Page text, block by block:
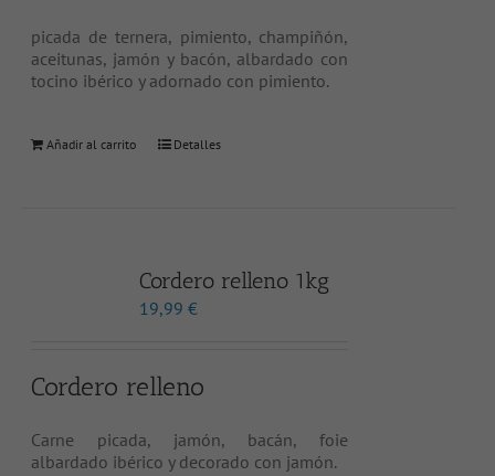
picada de ternera, pimiento, champiñón,
aceitunas, jamón y bacón, albardado con
tocino ibérico y adornado con pimiento.
Añadir al carrito Detalles
Cordero relleno 1kg
19,99€
Cordero relleno
Carne picada, jamón, bacán, foie
albardado ibérico y decorado con jamón.